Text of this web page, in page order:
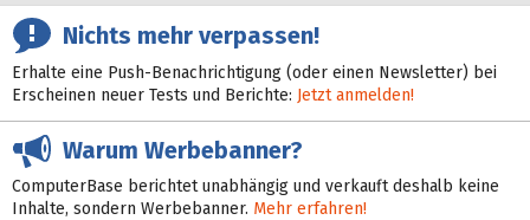
Nichts mehr verpassen!
Erhalte eine Push-Benachrichtigung (oder einen Newsletter) bei
Erscheinen neuer Tests und Berichte: Jetzt anmelden!
Warum Werbebanner?
ComputerBase berichtet unabhängig und verkauft deshalb keine
Inhalte, sondern Werbebanner. Mehr erfahren!